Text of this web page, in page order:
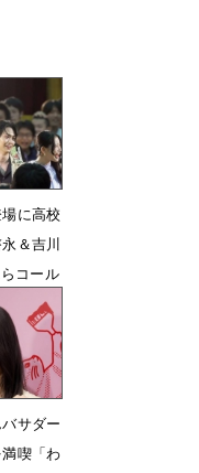
に高校
＆吉川
コール
り上げ
分
サダー
喫「わ